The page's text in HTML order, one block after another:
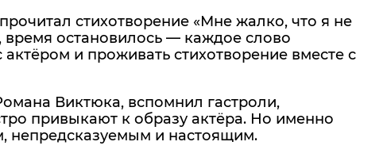
стихотворение «Мне жалко, что я не
время остановилось — каждое слово
и проживать стихотворение вместе с
Виктюка, вспомнил гастроли,
привыкают к образу актёра. Но именно
непредсказуемым и настоящим.